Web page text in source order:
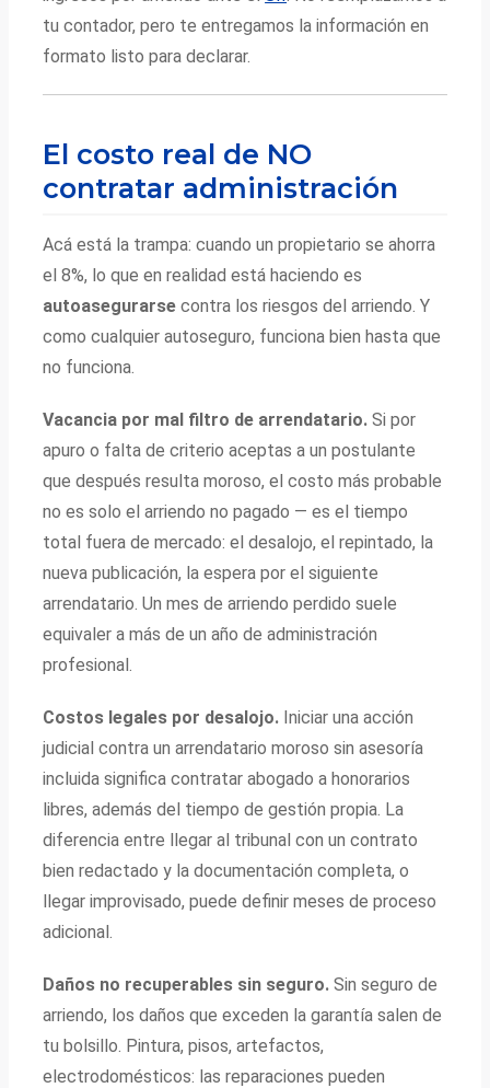
tu contador, pero te entregamos la información en
formato listo para declarar.
El costo real de NO
contratar administración
Acá está la trampa: cuando un propietario se ahorra
el 8%, lo que en realidad está haciendo es
autoasegurarse contra los riesgos del arriendo. Y
como cualquier autoseguro, funciona bien hasta que
no funciona.
Vacancia por mal filtro de arrendatario. Si por
apuro o falta de criterio aceptas a un postulante
que después resulta moroso, el costo más probable
no es solo el arriendo no pagado — es el tiempo
total fuera de mercado: el desalojo, el repintado, la
nueva publicación, la espera por el siguiente
arrendatario. Un mes de arriendo perdido suele
equivaler a más de un año de administración
profesional.
Costos legales por desalojo. Iniciar una acción
judicial contra un arrendatario moroso sin asesoría
incluida significa contratar abogado a honorarios
libres, además del tiempo de gestión propia. La
diferencia entre llegar al tribunal con un contrato
bien redactado y la documentación completa, o
llegar improvisado, puede definir meses de proceso
adicional.
Daños no recuperables sin seguro. Sin seguro de
arriendo, los daños que exceden la garantía salen de
tu bolsillo. Pintura, pisos, artefactos,
electrodomésticos: las reparaciones pueden